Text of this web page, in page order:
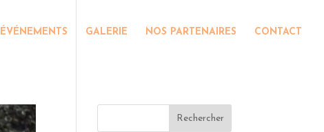
ÉVÉNEMENTS GALERIE NOS PARTENAIRES CONTACT